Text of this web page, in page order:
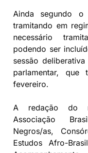
Ainda segundo
tramitando em
necessário
podendo ser
sessão
parlamentar,
fevereiro.
A redação do
Associação
Negros/as,
Estudos Afro-